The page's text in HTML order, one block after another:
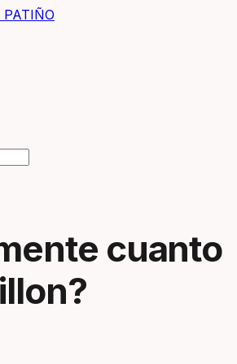
cuanto